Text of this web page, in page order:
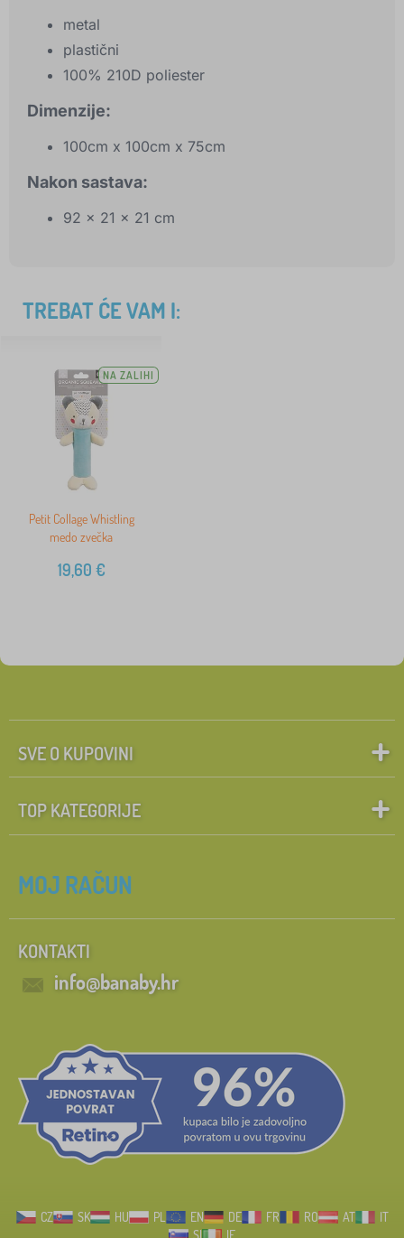
metal
plastični
100% 210D poliester
Dimenzije:
100cm x 100cm x 75cm
Nakon sastava:
92 x 21 x 21 cm
TREBAT ĆE VAM I:
NA ZALIHI
Petit Collage Whistling
medo zvečka
19,60 €
SVE O KUPOVINI
TOP KATEGORIJE
MOJ RAČUN
KONTAKTI
info@banaby.hr
CZ SK HU PL EN DE FR RO AT
IT